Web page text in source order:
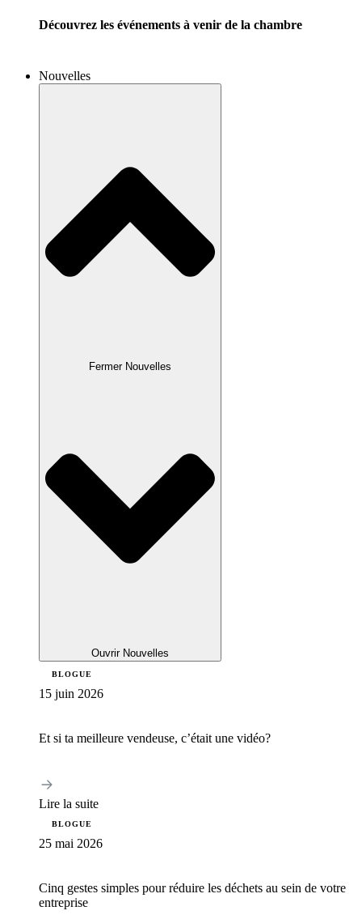
Découvrez les événements à venir de la chambre
Nouvelles
Fermer Nouvelles
Ouvrir Nouvelles
BLOGUE
15 juin 2026
Et si ta meilleure vendeuse, c’était une vidéo?
Lire la suite
BLOGUE
25 mai 2026
Cinq gestes simples pour réduire les déchets au sein de votre
entreprise